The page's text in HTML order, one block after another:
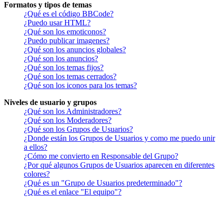
Formatos y tipos de temas
¿Qué es el código BBCode?
¿Puedo usar HTML?
¿Qué son los emoticonos?
¿Puedo publicar imagenes?
¿Qué son los anuncios globales?
¿Qué son los anuncios?
¿Qué son los temas fijos?
¿Qué son los temas cerrados?
¿Qué son los iconos para los temas?
Niveles de usuario y grupos
¿Qué son los Administradores?
¿Qué son los Moderadores?
¿Qué son los Grupos de Usuarios?
¿Donde están los Grupos de Usuarios y como me puedo unir
a ellos?
¿Cómo me convierto en Responsable del Grupo?
¿Por qué algunos Grupos de Usuarios aparecen en diferentes
colores?
¿Qué es un "Grupo de Usuarios predeterminado"?
¿Qué es el enlace "El equipo"?